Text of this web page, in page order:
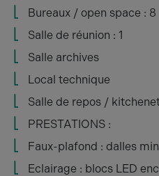
Bureaux / open space : 8
Salle de réunion : 1
Salle archives
Local technique
Salle de repos /
PRESTATIONS :
Faux-plafond : dalles
Eclairage : blocs LED